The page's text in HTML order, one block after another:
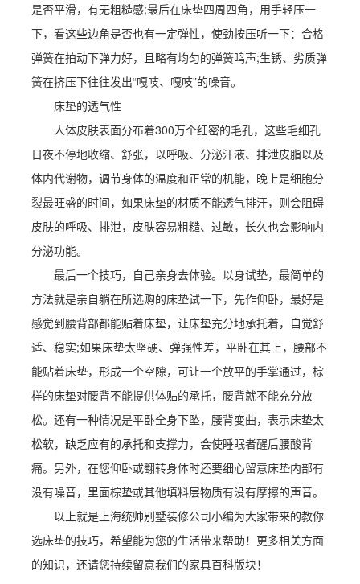
是否平滑，有无粗糙感;最后在床垫四周四角，用手轻压一
下，看这些边角是否也有一定弹性，使劲按压听一下：合格
弹簧在拍动下弹力好，且略有均匀的弹簧鸣声;生锈、劣质弹
簧在挤压下往往发出“嘎吱、嘎吱”的噪音。
床垫的透气性
人体皮肤表面分布着300万个细密的毛孔，这些毛细孔
日夜不停地收缩、舒张，以呼吸、分泌汗液、排泄皮脂以及
体内代谢物，调节身体的温度和正常的机能，晚上是细胞分
裂最旺盛的时间，如果床垫的材质不能透气排汗，则会阻碍
皮肤的呼吸、排泄，皮肤容易粗糙、过敏，长久也会影响内
分泌功能。
最后一个技巧，自己亲身去体验。以身试垫，最简单的
方法就是亲自躺在所选购的床垫试一下，先作仰卧，最好是
感觉到腰背部都能贴着床垫，让床垫充分地承托着，自觉舒
适、稳实;如果床垫太坚硬、弹强性差，平卧在其上，腰部不
能贴着床垫，形成一个空隙，可让一个放平的手掌通过，棕
样的床垫对腰背不能提供体贴的承托，腰背就不能充分放
松。还有一种情况是平卧全身下坠，腰背变曲，表示床垫太
松软，缺乏应有的承托和支撑力，会使睡眠者醒后腰酸背
痛。另外，在您仰卧或翻转身体时还要细心留意床垫内部有
没有噪音，里面棕垫或其他填料层物质有没有摩擦的声音。
以上就是上海统帅别墅装修公司小编为大家带来的教你
选床垫的技巧，希望能为您的生活带来帮助！更多相关方面
的知识，还请您持续留意我们的家具百科版块！